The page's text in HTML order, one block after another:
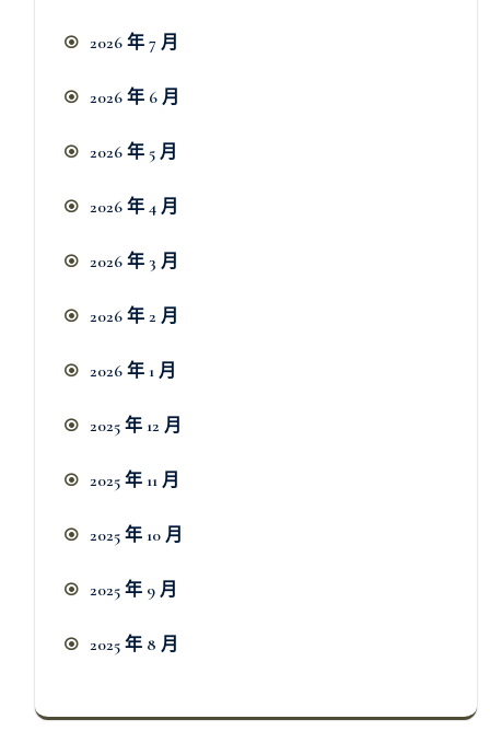
2026 年 7 月
2026 年 6 月
2026 年 5 月
2026 年 4 月
2026 年 3 月
2026 年 2 月
2026 年 1 月
2025 年 12 月
2025 年 11 月
2025 年 10 月
2025 年 9 月
2025 年 8 月